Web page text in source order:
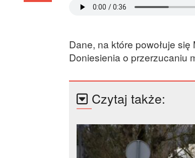
Dane, na które powołuje
Doniesienia o przerzucaniu
Czytaj także: